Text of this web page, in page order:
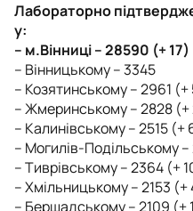
Лабораторно
у:
– м.Вінниці – 28590 (+ 17)
– Вінницькому – 3345
– Козятинському – 2961 (+
– Жмеринському – 2828 (+
– Калинівському – 2515 (+
– Могилів-Подільському
– Тиврівському – 2364 (+
– Хмільницькому – 2153 (+
– Бершадському – 2109 (+